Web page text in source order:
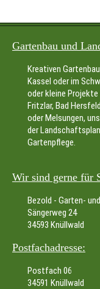
Gartenbau und
Kreativen
Kassel oder im
oder kleine
Fritzlar, Bad
oder Melsungen,
der
Gartenpflege.
Wir sind gerne für
Bezold - Garten-
Sängerweg 24
34593 Knüllwald
Postfachadresse:
Postfach 06
34591 Knüllwald